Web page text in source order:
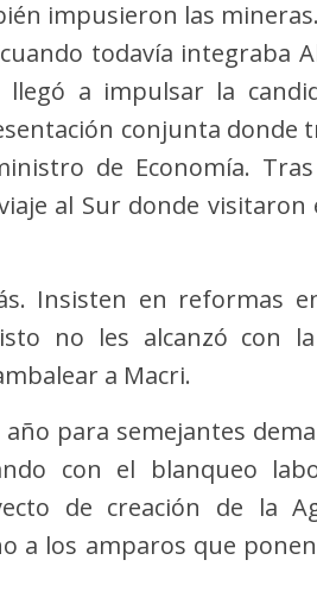
impusieron las mineras.
todavía integraba
a impulsar la
conjunta donde
de Economía.
al Sur donde visitaron
Insisten en reformas
no les alcanzó con
a Macri.
para semejantes
con el blanqueo
de creación de la
a los amparos que